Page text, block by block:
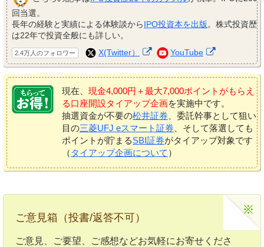
回当選。
長年の経験と実績による体験談からIPO投資本を出版。株式投資歴
は22年で投資全般にも詳しい。
2.4万人のフォロワー X(Twitter） YouTube
現在、 現金4,000円＋最大7,000ポイントがもらえ
る口座開設タイアップ企画を実施中です。
抽選資金が不要の松井証券 、委託幹事として狙い
目の三菱UFJ eスマート証券 、そして落選しても
ポイントが貯まるSBI証券がタイアップ対象です
（ タイアップ企画について ）
ご意見箱（投書/返答不可）
ご意見、ご要望、ご感想などお気軽にお寄せくださ